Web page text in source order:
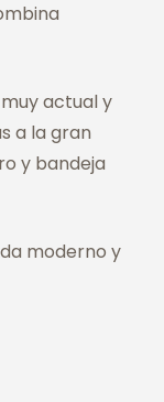
actual y
a la gran
y bandeja
moderno y